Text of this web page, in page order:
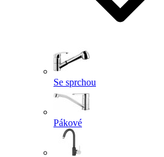
Se sprchou
Pákové